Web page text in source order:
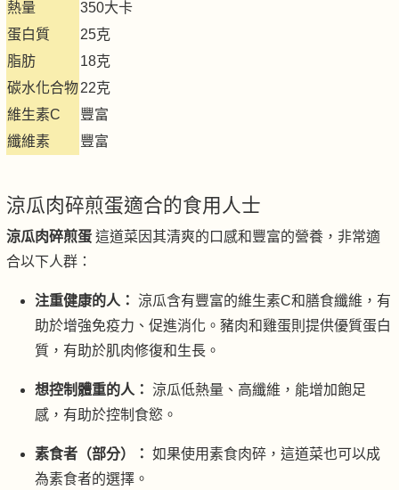
熱量
350大卡
蛋白質
25克
脂肪
18克
碳水化合物22克
維生素C
豐富
纖維素
豐富
涼瓜肉碎煎蛋適合的食用人士
涼瓜肉碎煎蛋 這道菜因其清爽的口感和豐富的營養，非常適
合以下人群：
注重健康的人：
涼瓜含有豐富的維生素C和膳食纖維，有
助於增強免疫力、促進消化。豬肉和雞蛋則提供優質蛋白
質，有助於肌肉修復和生長。
想控制體重的人：
涼瓜低熱量、高纖維，能增加飽足
感，有助於控制食慾。
素食者（部分）： 如果使用素食肉碎，這道菜也可以成
為素食者的選擇。